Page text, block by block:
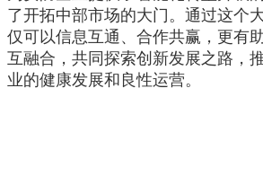
了开拓中部市场的大门。通过这个
仅可以信息互通、合作共赢，更有
互融合，共同探索创新发展之路，
业的健康发展和良性运营。